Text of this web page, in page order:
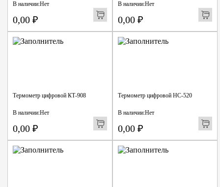
В наличии:Нет
0,00 ₽
В наличии:Нет
0,00 ₽
Термометр цифровой КТ-908
В наличии:Нет
0,00 ₽
Термометр цифровой НС-520
В наличии:Нет
0,00 ₽